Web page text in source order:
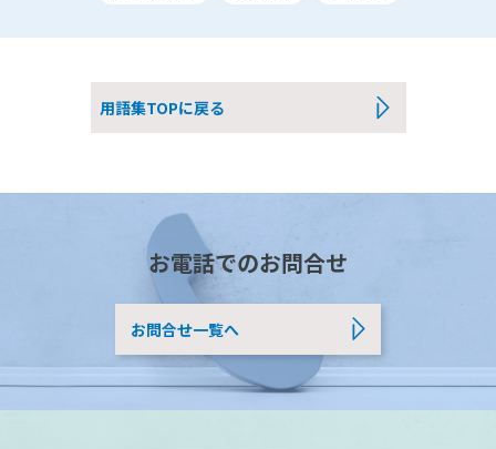
用語集TOPに戻る
お電話でのお問合せ
お問合せ一覧へ